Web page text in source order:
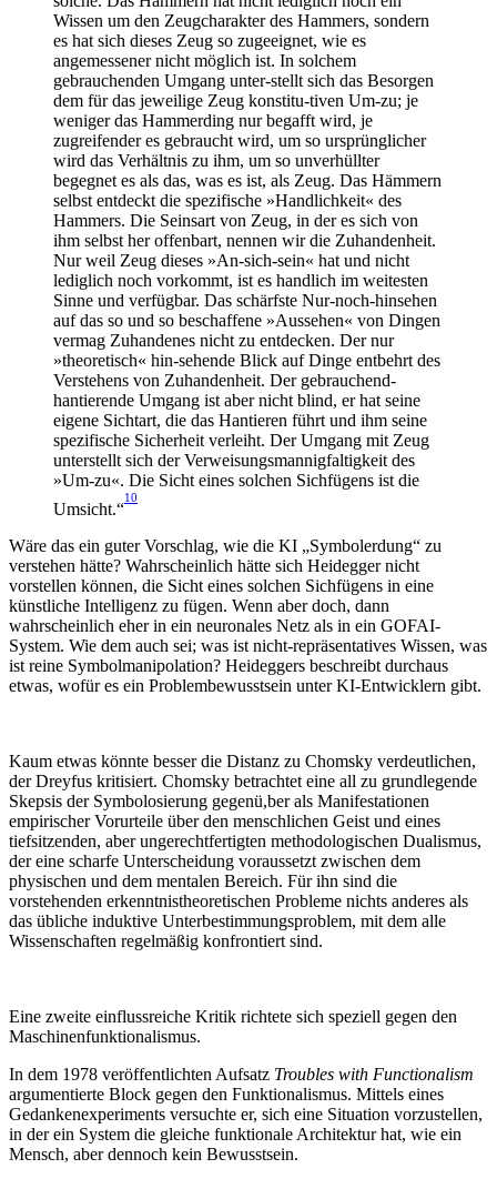
Wissen um den Zeugcharakter des Hammers, sondern
es hat sich dieses Zeug so zugeeignet, wie es
angemessener nicht möglich ist. In solchem
gebrauchenden Umgang unter-stellt sich das Besorgen
dem für das jeweilige Zeug konstitu-tiven Um-zu; je
weniger das Hammerding nur begafft wird, je
zugreifender es gebraucht wird, um so ursprünglicher
wird das Verhältnis zu ihm, um so unverhüllter
begegnet es als das, was es ist, als Zeug. Das Hämmern
selbst entdeckt die spezifische »Handlichkeit« des
Hammers. Die Seinsart von Zeug, in der es sich von
ihm selbst her offenbart, nennen wir die Zuhandenheit.
Nur weil Zeug dieses »An-sich-sein« hat und nicht
lediglich noch vorkommt, ist es handlich im weitesten
Sinne und verfügbar. Das schärfste Nur-noch-hinsehen
auf das so und so beschaffene »Aussehen« von Dingen
vermag Zuhandenes nicht zu entdecken. Der nur
»theoretisch« hin-sehende Blick auf Dinge entbehrt des
Verstehens von Zuhandenheit. Der gebrauchend-
hantierende Umgang ist aber nicht blind, er hat seine
eigene Sichtart, die das Hantieren führt und ihm seine
spezifische Sicherheit verleiht. Der Umgang mit Zeug
unterstellt sich der Verweisungsmannigfaltigkeit des
»Um-zu«. Die Sicht eines solchen Sichfügens ist die
Umsicht.“
10
Wäre das ein guter Vorschlag, wie die KI „Symbolerdung“ zu
verstehen hätte? Wahrscheinlich hätte sich Heidegger nicht
vorstellen können, die Sicht eines solchen Sichfügens in eine
künstliche Intelligenz zu fügen. Wenn aber doch, dann
wahrscheinlich eher in ein neuronales Netz als in ein GOFAI-
System. Wie dem auch sei; was ist nicht-repräsentatives Wissen, was
ist reine Symbolmanipolation? Heideggers beschreibt durchaus
etwas, wofür es ein Problembewusstsein unter KI-Entwicklern gibt.
Kaum etwas könnte besser die Distanz zu Chomsky verdeutlichen,
der Dreyfus kritisiert. Chomsky betrachtet eine all zu grundlegende
Skepsis der Symbolosierung gegenü,ber als Manifestationen
empirischer Vorurteile über den menschlichen Geist und eines
tiefsitzenden, aber ungerechtfertigten methodologischen Dualismus,
der eine scharfe Unterscheidung voraussetzt zwischen dem
physischen und dem mentalen Bereich. Für ihn sind die
vorstehenden erkenntnistheoretischen Probleme nichts anderes als
das übliche induktive Unterbestimmungsproblem, mit dem alle
Wissenschaften regelmäßig konfrontiert sind.
Eine zweite einflussreiche Kritik richtete sich speziell gegen den
Maschinenfunktionalismus.
In dem 1978 veröffentlichten Aufsatz Troubles with Functionalism
argumentierte Block gegen den Funktionalismus. Mittels eines
Gedankenexperiments versuchte er, sich eine Situation vorzustellen,
in der ein System die gleiche funktionale Architektur hat, wie ein
Mensch, aber dennoch kein Bewusstsein.